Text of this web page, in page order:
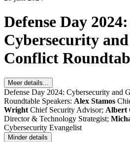
Defense Day 2024:
Cybersecurity
Conflict
Meer details...
Defense Day 2024: Cybersecurity and
Roundtable Speakers: Alex Stamos
WrightChief Security Advisor; Albert
Director & Technology Strategist;
Cybersecurity Evangelist
Minder details